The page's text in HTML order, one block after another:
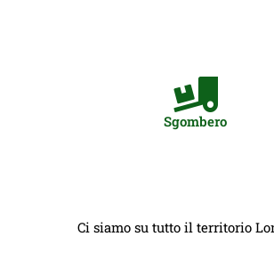
Sgombero
Ci siamo su tutto il territorio